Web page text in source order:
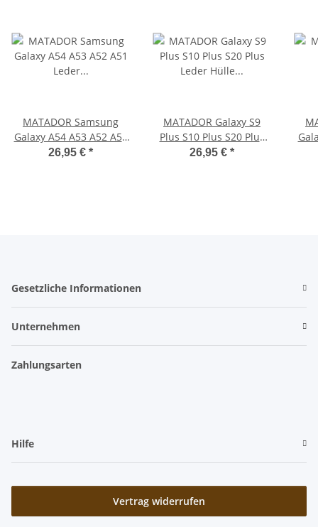
MATADOR Samsung
Galaxy A54 A53 A52 A51
Leder Gürteltasche
26,95 € *
MATADOR Galaxy S9
Plus S10 Plus S20 Plus
Leder Hülle Schwarz
26,95 € *
Gesetzliche Informationen
Unternehmen
Zahlungsarten
Hilfe
Vertrag widerrufen